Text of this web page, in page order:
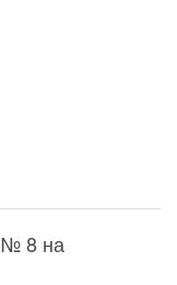
№ 8 на